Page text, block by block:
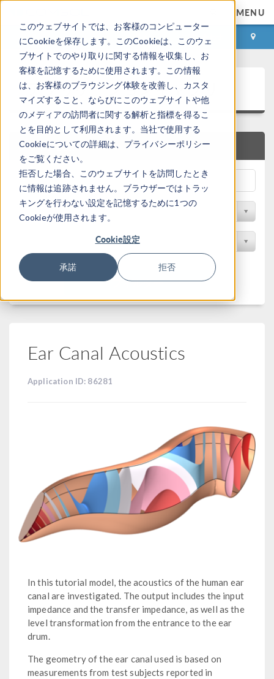
このウェブサイトでは、お客様のコンピューター
にCookieを保存します。このCookieは、このウェ
ブサイトでのやり取りに関する情報を収集し、お
客様を記憶するために使用されます。この情報
は、お客様のブラウジング体験を改善し、カスタ
マイズすること、ならびにこのウェブサイトや他
のメディアの訪問者に関する解析と指標を得るこ
とを目的として利用されます。当社で使用する
Cookieについての詳細は、プライバシーポリシー
をご覧ください。
拒否した場合、このウェブサイトを訪問したとき
に情報は追跡されません。ブラウザーではトラッ
キングを行わない設定を記憶するために1つの
Cookieが使用されます。
Cookie設定
承諾 拒否
MENU
ログイン お問い合わせ
アプリケーションギャラリ
クイック検索
分野でフィルター
フィルター
Ear Canal Acoustics
Application ID: 86281
In this tutorial model, the acoustics of the human ear
canal are investigated. The output includes the input
impedance and the transfer impedance, as well as the
level transformation from the entrance to the ear
drum.
The geometry of the ear canal used is based on
measurements from test subjects reported in